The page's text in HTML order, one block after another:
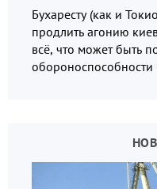
Бухаресту (как и
продлить агонию
всё, что может быть
обороноспособности